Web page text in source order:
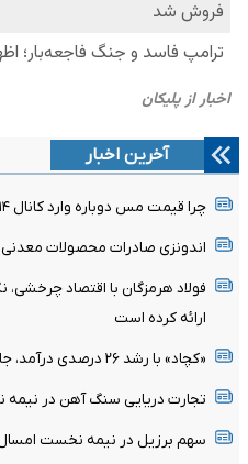
آخرین اخبار
چرا قیمت مس دوباره وارد کانال ۱۴ هزار دلار شد
اندونزی صادرات محصولات معدنی
فولاد هرمزگان با اقتصاد
ارائه کرده است
«کچاد» با رشد ۲۶ درصدی درآمد، جایگاه خود را تثبیت کرد
تجارت دریایی سنگ آهن در نیمه
سهم برزیل در نیمه نخست